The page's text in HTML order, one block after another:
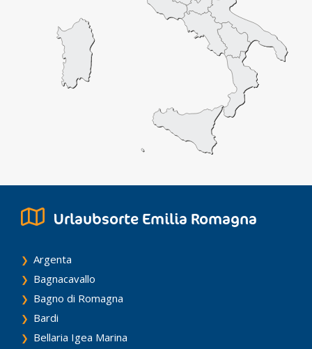
Urlaubsorte Emilia Romagna
Argenta
Bagnacavallo
Bagno di Romagna
Bardi
Bellaria Igea Marina